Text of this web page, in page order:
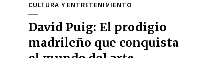
CULTURA Y ENTRETENIMIENTO
David Puig: El prodigio
madrileño que conquista